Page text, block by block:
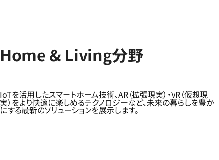
Home & Living分野
IoTを活用したスマートホーム技術、AR（拡張現実）・VR（仮想現
実）をより快適に楽しめるテクノロジーなど、未来の暮らしを豊か
にする最新のソリューションを展示します。